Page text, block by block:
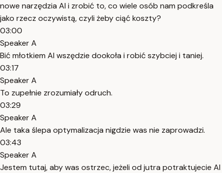
nowe narzędzia AI i zrobić to, co wiele osób nam podkreśla
jako rzecz oczywistą, czyli żeby ciąć koszty?
03:00
Speaker A
Bić młotkiem AI wszędzie dookoła i robić szybciej i taniej.
03:17
Speaker A
To zupełnie zrozumiały odruch.
03:29
Speaker A
Ale taka ślepa optymalizacja nigdzie was nie zaprowadzi.
03:43
Speaker A
Jestem tutaj, aby was ostrzec, jeżeli od jutra potraktujecie AI